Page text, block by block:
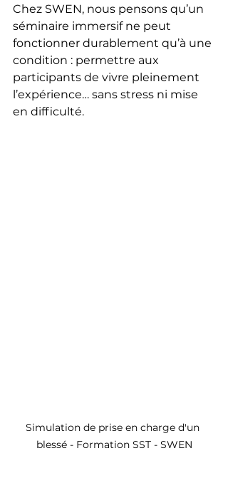
Chez SWEN, nous pensons qu’un
séminaire immersif ne peut
fonctionner durablement qu’à une
condition : permettre aux
participants de vivre pleinement
l’expérience… sans stress ni mise
en difficulté.
Simulation de prise en charge d'un
blessé - Formation SST - SWEN